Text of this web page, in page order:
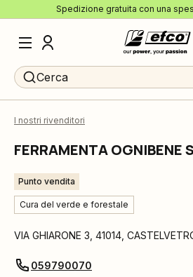
Spedizione gratuita con una
Cerca
I nostri rivenditori
FERRAMENTA OGNIBENE
Punto vendita
Cura del verde e forestale
VIA GHIARONE 3 41014
059790070